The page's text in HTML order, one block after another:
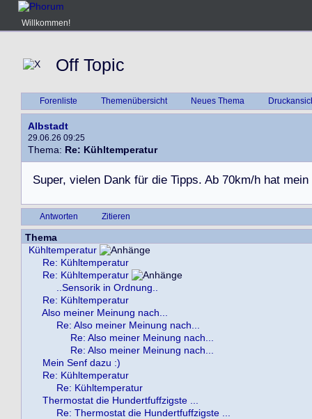
Willkommen!
Off Topic
Forenliste Themenübersicht Neues Thema
Albstadt
29.06.26 09:25
Thema: Re: Kühltemperatur
Super, vielen Dank für die Tipps. Ab 70km/h hat mein
Antworten Zitieren
Thema
Kühltemperatur
Re: Kühltemperatur
Re: Kühltemperatur
..Sensorik in Ordnung..
Re: Kühltemperatur
Also meiner Meinung nach...
Re: Also meiner Meinung nach...
Re: Also meiner Meinung nach...
Re: Also meiner Meinung nach...
Mein Senf dazu :)
Re: Kühltemperatur
Re: Kühltemperatur
Thermostat die Hundertfuffzigste ...
Re: Thermostat die Hundertfuffzigste ...